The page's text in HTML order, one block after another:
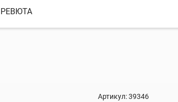
РЕВЮТА
Артикул:39346